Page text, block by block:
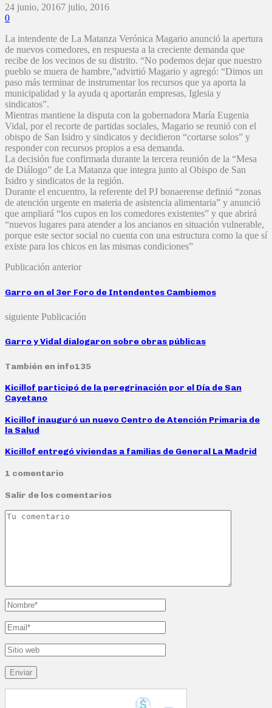
24 junio, 20167 julio, 2016
0
La intendente de La Matanza Verónica Magario anunció la apertura
de nuevos comedores, en respuesta a la creciente demanda que
recibe de los vecinos de su distrito. “No podemos dejar que nuestro
pueblo se muera de hambre,”advirtió Magario y agregó: “Dimos un
paso más terminar de instrumentar los recursos que ya aporta la
municipalidad y la ayuda q aportarán empresas, Iglesia y
sindicatos”.
Mientras mantiene la disputa con la gobernadora María Eugenia
Vidal, por el recorte de partidas sociales, Magario se reunió con el
obispo de San Isidro y sindicatos y decidieron “cortarse solos” y
responder con recursos propios a esa demanda.
La decisión fue confirmada durante la tercera reunión de la “Mesa
de Diálogo” de La Matanza que integra junto al Obispo de San
Isidro y sindicatos de la región.
Durante el encuentro, la referente del PJ bonaerense definió “zonas
de atención urgente en materia de asistencia alimentaria” y anunció
que ampliará “los cupos en los comedores existentes” y que abrirá
“nuevos lugares para atender a los ancianos en situación vulnerable,
porque este sector social no cuenta con una estructura como la que sí
existe para los chicos en las mismas condiciones”
Publicación anterior
Garro en el 3er Foro de Intendentes Cambiemos
siguiente Publicación
Garro y Vidal dialogaron sobre obras públicas
También en info135
Kicillof participó de la peregrinación por el Día de San
Cayetano
Kicillof inauguró un nuevo Centro de Atención Primaria de
la Salud
Kicillof entregó viviendas a familias de General La Madrid
1 comentario
Salir de los comentarios